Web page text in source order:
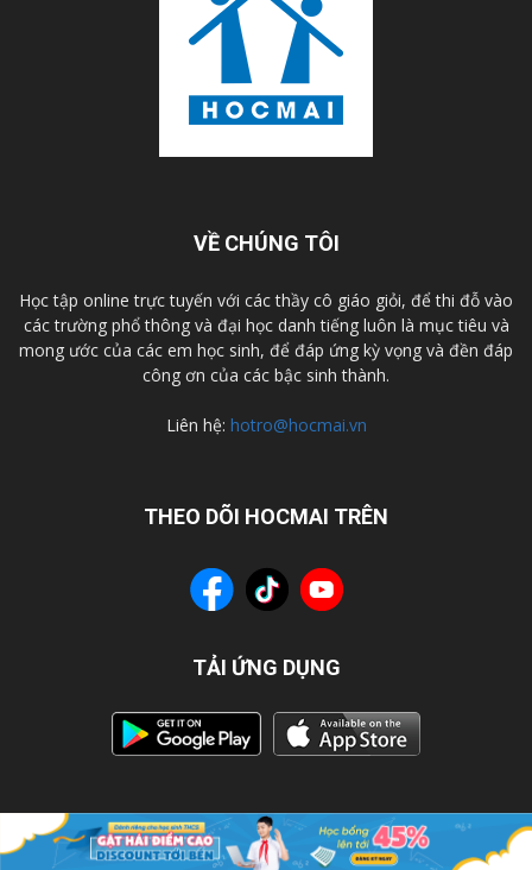
VỀ CHÚNG TÔI
Học tập online trực tuyến với các thầy cô giáo giỏi, để thi đỗ vào
các trường phổ thông và đại học danh tiếng luôn là mục tiêu và
mong ước của các em học sinh, để đáp ứng kỳ vọng và đền đáp
công ơn của các bậc sinh thành.
Liên hệ: hotro@hocmai.vn
THEO DÕI HOCMAI TRÊN
TẢI ỨNG DỤNG
© Bản quyền 2021 bởi HOCMAI